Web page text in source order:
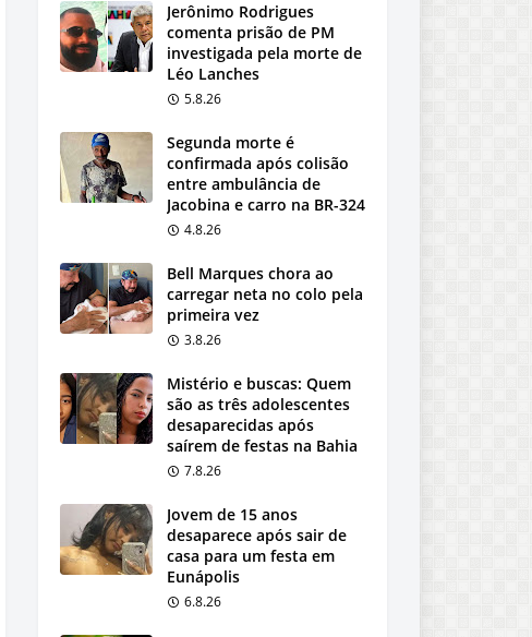
Jerônimo Rodrigues
comenta prisão de PM
investigada pela morte de
Léo Lanches
5.8.26
Segunda morte é
confirmada após colisão
entre ambulância de
Jacobina e carro na BR-324
4.8.26
Bell Marques chora ao
carregar neta no colo pela
primeira vez
3.8.26
Mistério e buscas: Quem
são as três adolescentes
desaparecidas após
saírem de festas na Bahia
7.8.26
Jovem de 15 anos
desaparece após sair de
casa para um festa em
Eunápolis
6.8.26